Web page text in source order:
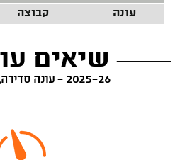
עונה
קבוצה
שיאים
2025-26 - עונה סדירה, קבוצה נוכחית